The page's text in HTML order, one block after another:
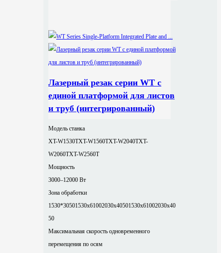
Лазерный резак серии WT с
единой платформой для листов
и труб (интегрированный)
Модель станка
XT-W1530TXT-W1560TXT-W2040TXT-
W2060TXT-W2560T
Мощность
3000–12000 Вт
Зона обработки
1530*30501530x61002030x40501530x61002030x40
50
Максимальная скорость одновременного
перемещения по осям